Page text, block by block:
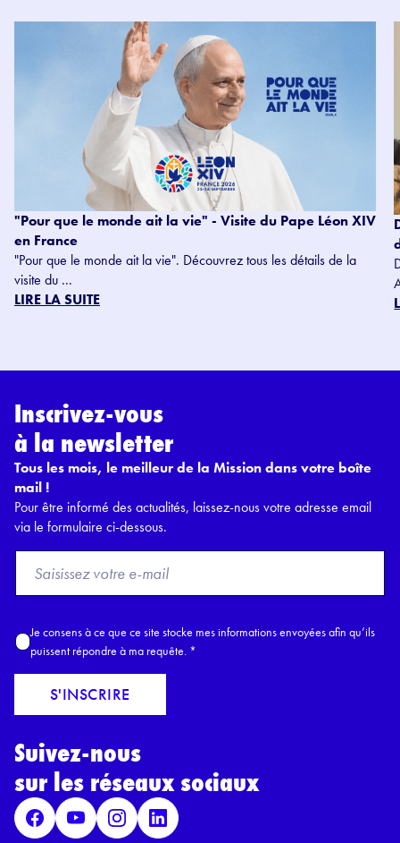
"Pour que le monde ait la vie" - Visite du Pape Léon XIV
en France
"Pour que le monde ait la vie". Découvrez tous les détails de la
visite du ...
LIRE LA SUITE
Inscrivez-vous
à la newsletter
Tous les mois, le meilleur de la Mission dans votre boîte
mail !
Pour être informé des actualités, laissez-nous votre adresse email
via le formulaire ci-dessous.
o
E
m
a
l
A
c
c
R
P
D
*
Je consens à ce que ce site stocke mes informations envoyées afin qu’ils
puissent répondre à ma requête. *
S'INSCRIRE
Suivez-nous
sur les réseaux sociaux